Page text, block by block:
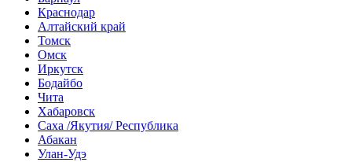
Краснодар
Алтайский край
Томск
Омск
Иркутск
Бодайбо
Чита
Хабаровск
Саха /Якутия/ Республика
Абакан
Улан-Удэ